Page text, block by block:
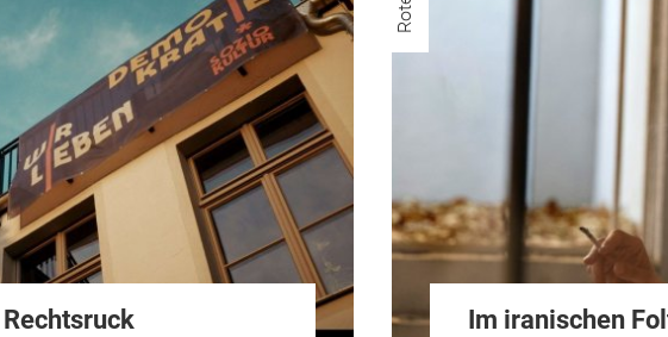
Im iranischen